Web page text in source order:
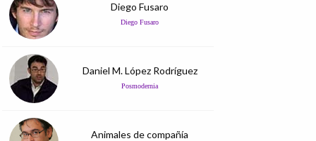
Diego Fusaro
Diego Fusaro
Daniel M. López Rodríguez
Posmodernia
Animales de compañía